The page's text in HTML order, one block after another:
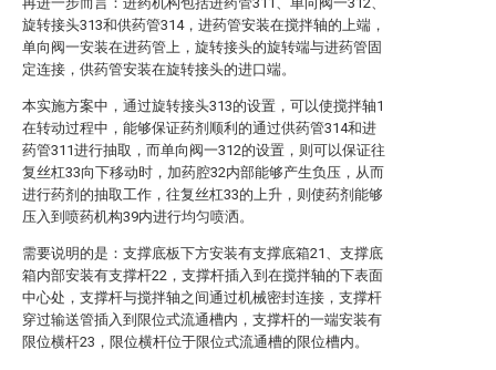
旋转接头313和供药管314，进药管安装在搅拌轴的上端，
单向阀一安装在进药管上，旋转接头的旋转端与进药管固
定连接，供药管安装在旋转接头的进口端。
本实施方案中，通过旋转接头313的设置，可以使搅拌轴1
在转动过程中，能够保证药剂顺利的通过供药管314和进
药管311进行抽取，而单向阀一312的设置，则可以保证往
复丝杠33向下移动时，加药腔32内部能够产生负压，从而
进行药剂的抽取工作，往复丝杠33的上升，则使药剂能够
压入到喷药机构39内进行均匀喷洒。
需要说明的是：支撑底板下方安装有支撑底箱21、支撑底
箱内部安装有支撑杆22，支撑杆插入到在搅拌轴的下表面
中心处，支撑杆与搅拌轴之间通过机械密封连接，支撑杆
穿过输送管插入到限位式流通槽内，支撑杆的一端安装有
限位横杆23，限位横杆位于限位式流通槽的限位槽内。